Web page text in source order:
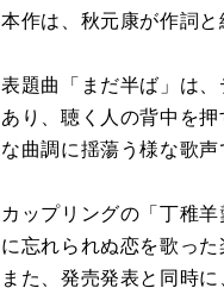
本作は、秋元康が作詞
表題曲「まだ半ば」は
あり、聴く人の背中を
な曲調に揺蕩う様な歌
カップリングの「丁稚
に忘れられぬ恋を歌った
また、発売発表と同時